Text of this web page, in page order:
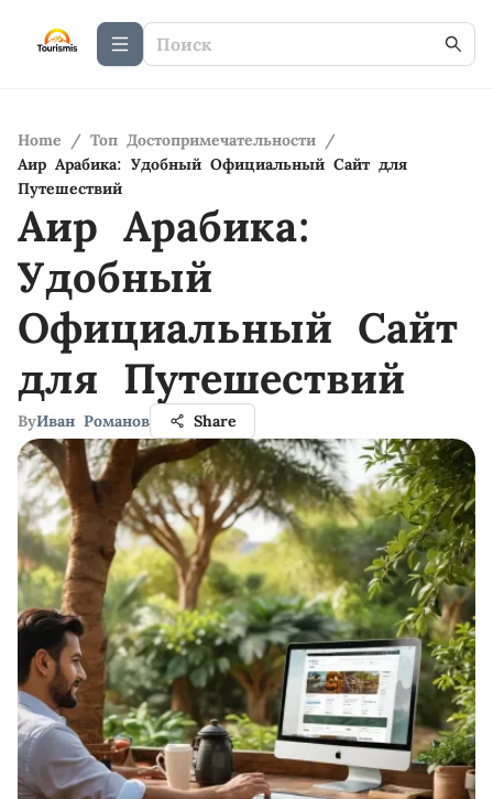
Home / Топ Достопримечательности /
Аир Арабика: Удобный Официальный Сайт для
Путешествий
Аир Арабика:
Удобный
Официальный Сайт
для Путешествий
ByИван Романов Share